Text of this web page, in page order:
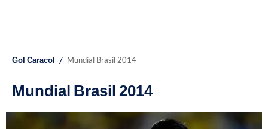
Gol Caracol / Mundial Brasil 2014
Mundial Brasil 2014